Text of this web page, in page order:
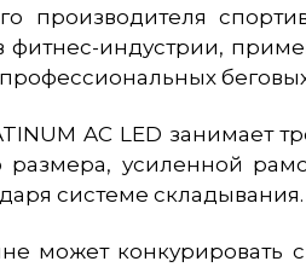
производителя
фитнес-индустрии,
AC LED
размера, усиленной
системе складывания.
может конкурировать